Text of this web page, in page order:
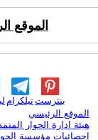
الموقع
تيلكرامبنترست
الموقع الرئيسي
هيئة ادارة الحوار
إحصائيات مؤسسة